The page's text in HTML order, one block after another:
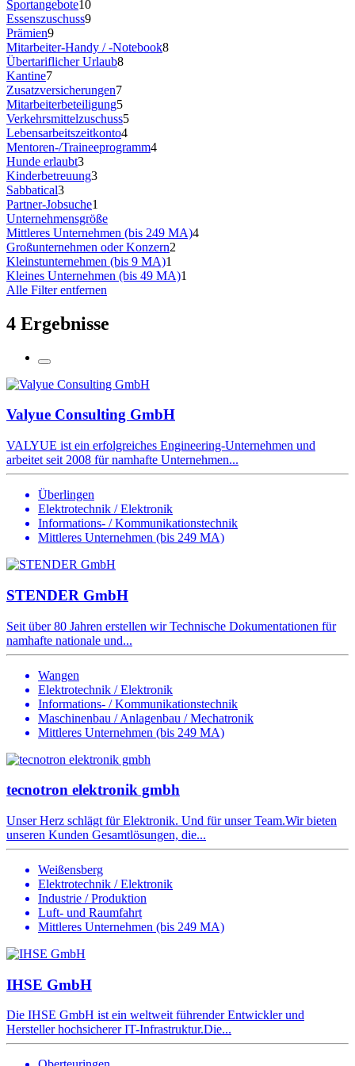
Sportangebote10
Essenszuschuss9
Prämien9
Mitarbeiter-Handy / -Notebook8
Übertariflicher Urlaub8
Kantine7
Zusatzversicherungen7
Mitarbeiterbeteiligung5
Verkehrsmittelzuschuss5
Lebensarbeitszeitkonto4
Mentoren-/Traineeprogramm4
Hunde erlaubt3
Kinderbetreuung3
Sabbatical3
Partner-Jobsuche1
Unternehmensgröße
Mittleres Unternehmen (bis 249 MA)4
Großunternehmen oder Konzern2
Kleinstunternehmen (bis 9 MA)1
Kleines Unternehmen (bis 49 MA)1
Alle Filter entfernen
4 Ergebnisse
Valyue Consulting GmbH
VALYUE ist ein erfolgreiches Engineering-Unternehmen und
arbeitet seit 2008 für namhafte Unternehmen...
Überlingen
Elektrotechnik / Elektronik
Informations- / Kommunikationstechnik
Mittleres Unternehmen (bis 249 MA)
STENDER GmbH
Seit über 80 Jahren erstellen wir Technische Dokumentationen für
namhafte nationale und...
Wangen
Elektrotechnik / Elektronik
Informations- / Kommunikationstechnik
Maschinenbau / Anlagenbau / Mechatronik
Mittleres Unternehmen (bis 249 MA)
tecnotron elektronik gmbh
Unser Herz schlägt für Elektronik. Und für unser Team.Wir bieten
unseren Kunden Gesamtlösungen, die...
Weißensberg
Elektrotechnik / Elektronik
Industrie / Produktion
Luft- und Raumfahrt
Mittleres Unternehmen (bis 249 MA)
IHSE GmbH
Die IHSE GmbH ist ein weltweit führender Entwickler und
Hersteller hochsicherer IT-Infrastruktur.Die...